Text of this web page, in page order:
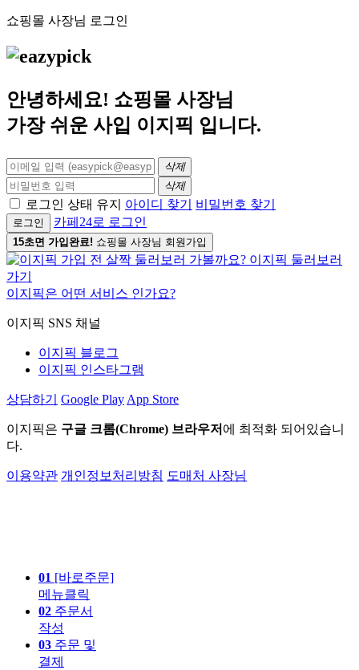
쇼핑몰 사장님 로그인
안녕하세요! 쇼핑몰 사장님
가장 쉬운 사입 이지픽 입니다.
삭제
삭제
로그인 상태 유지 아이디 찾기 비밀번호 찾기
로그인 카페24로 로그인
15초면 가입완료! 쇼핑몰 사장님 회원가입
이지픽은 어떤 서비스 인가요?
이지픽 SNS 채널
이지픽 블로그
이지픽 인스타그램
상담하기 Google Play App Store
이지픽은 구글 크롬(Chrome) 브라우저 에 최적화 되어있습니
다.
이용약관 개인정보처리방침 도매처 사장님
01 [바로주문]
메뉴클릭
02 주문서
작성
03 주문 및
결제